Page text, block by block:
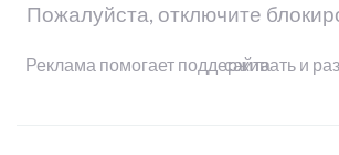
Пожалуйста, отключите
Реклама помогает поддерживать и развивать сервисы сайта